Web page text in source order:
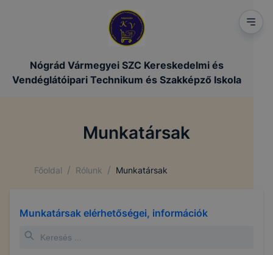
Nógrád Vármegyei SZC Kereskedelmi és
Vendéglátóipari Technikum és Szakképző Iskola
Munkatársak
Főoldal / Rólunk / Munkatársak
Munkatársak elérhetőségei, információk